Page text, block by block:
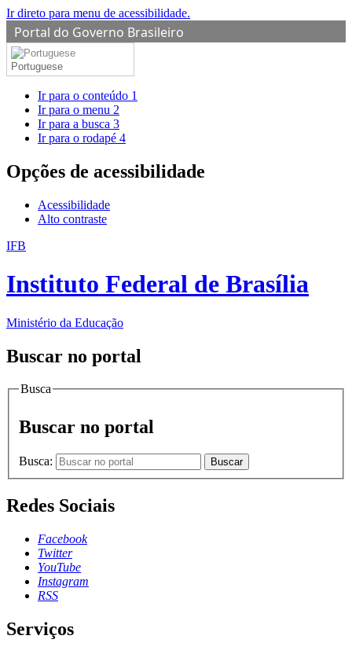
Ir direto para menu de acessibilidade.
Portal do Governo Brasileiro
Portuguese
Ir para o conteúdo 1
Ir para o menu 2
Ir para a busca 3
Ir para o rodapé 4
Opções de acessibilidade
Acessibilidade
Alto contraste
IFB
Instituto Federal de Brasília
Ministério da Educação
Buscar no portal
Busca
Buscar no portal
Busca: Buscar
Redes Sociais
Facebook
Twitter
YouTube
Instagram
RSS
Serviços